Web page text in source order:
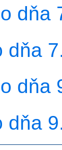
dňa
dňa
dňa
dňa